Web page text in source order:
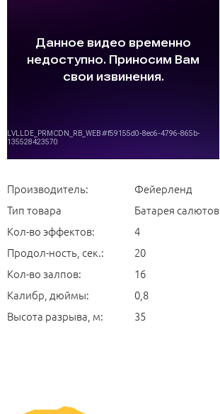
Производитель:
Фейерленд
Тип товара
Батарея салютов
Кол-во эффектов:
4
Продол-ность, сек.:
20
Кол-во залпов:
16
Калибр, дюймы:
0,8
Высота разрыва, м:
35